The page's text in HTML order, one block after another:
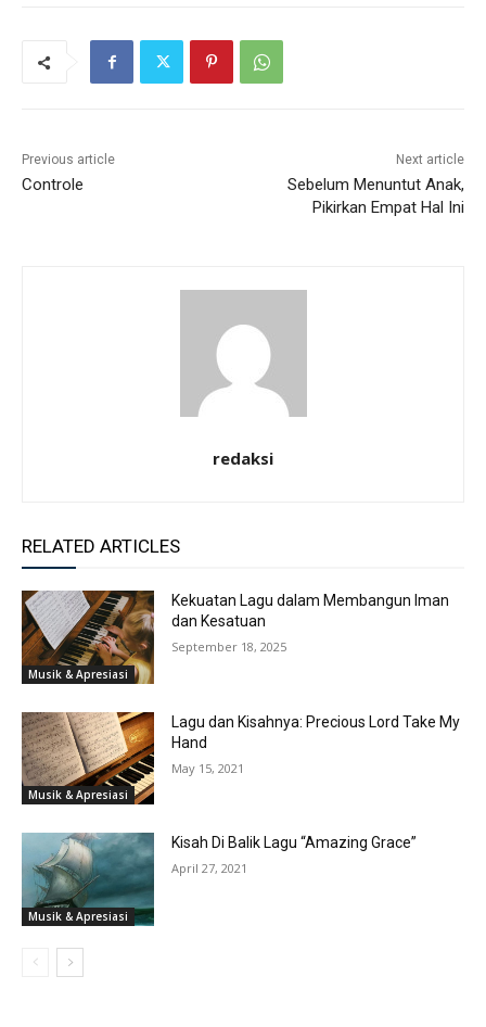
Previous article
Controle
Next article
Sebelum Menuntut Anak,
Pikirkan Empat Hal Ini
redaksi
RELATED ARTICLES
Musik & Apresiasi
Kekuatan Lagu dalam Membangun Iman
dan Kesatuan
September 18, 2025
Musik & Apresiasi
Lagu dan Kisahnya: Precious Lord Take My
Hand
May 15, 2021
Musik & Apresiasi
Kisah Di Balik Lagu “Amazing Grace”
April 27, 2021